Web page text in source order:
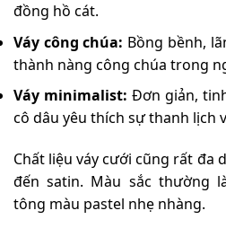
đồng hồ cát.
Váy công chúa: Bồng bềnh,
thành nàng công chúa trong
Váy minimalist: Đơn giản,
cô dâu yêu thích sự thanh lịch
Chất liệu váy cưới cũng rất đa
đến satin. Màu sắc thường
tông màu pastel nhẹ nhàng.